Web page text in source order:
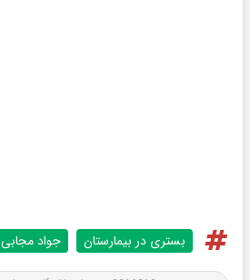
بستری در بیمارستان جواد مجابی